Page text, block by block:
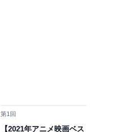
第1回
【2021年アニメ映画ベス